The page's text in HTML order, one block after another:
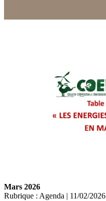
Mars 2026
Rubrique : Agenda | 11/02/2026